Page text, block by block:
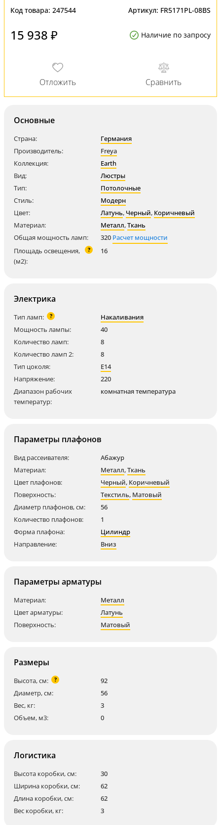
Код товара: 247544 Артикул: FR5171PL-08BS
15 938 ₽ Наличие по запросу
Основные
Страна:
Германия
Производитель:
Freya
Коллекция:
Earth
Вид:
Люстры
Тип:
Потолочные
Стиль:
Модерн
Цвет:
Латунь, Черный, Коричневый
Материал:
Металл,Ткань
Общая мощность ламп:
320 Расчет мощности
Площадь освещения,
(м2):
? 16
Электрика
Тип ламп: ?
Накаливания
Мощность лампы:
40
Количество ламп:
8
Количество ламп 2:
8
Тип цоколя:
E14
Напряжение:
220
Диапазон рабочих
температур:
комнатная температура
Параметры плафонов
Вид рассеивателя:
Абажур
Материал:
Металл,Ткань
Цвет плафонов:
Черный, Коричневый
Поверхность:
Текстиль, Матовый
Диаметр плафонов, см:
56
Количество плафонов:
1
Форма плафона:
Цилиндр
Направление:
Вниз
Параметры арматуры
Материал:
Металл
Цвет арматуры:
Латунь
Поверхность:
Матовый
Размеры
Высота, см: ?
92
Диаметр, см:
56
Вес, кг:
3
Объем, м3:
0
Логистика
Высота коробки, см:
30
Ширина коробки, см:
62
Длина коробки, см:
62
Вес коробки, кг:
3